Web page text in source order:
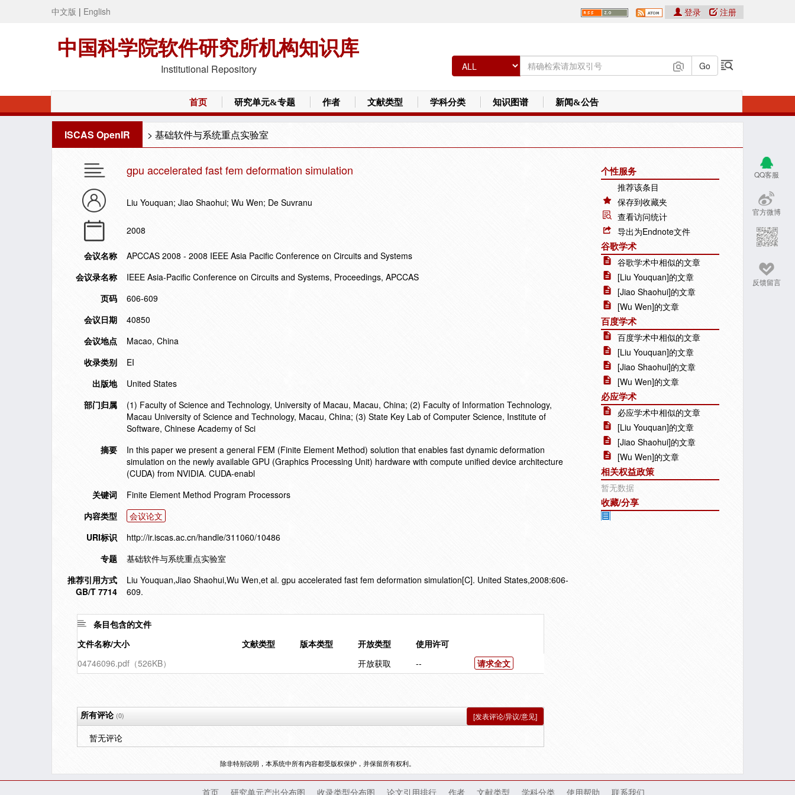
中文版 | English
中国科学院软件研究所机构知识库
Institutional Repository
登录 注册
首页 研究单元&专题 作者 文献类型 学科分类 知识图谱 新闻&公告
ISCAS OpenIR > 基础软件与系统重点实验室
QQ客服
官方微博
反馈留言
gpu accelerated fast fem deformation simulation
Liu Youquan; Jiao Shaohui; Wu Wen; De Suvranu
2008
会议名称
APCCAS 2008 - 2008 IEEE Asia Pacific Conference on Circuits and Systems
会议录名称
IEEE Asia-Pacific Conference on Circuits and Systems, Proceedings, APCCAS
页码
606-609
会议日期
40850
会议地点
Macao, China
收录类别
EI
出版地
United States
部门归属
(1) Faculty of Science and Technology, University of Macau, Macau, China; (2) Faculty of Information Technology,
Macau University of Science and Technology, Macau, China; (3) State Key Lab of Computer Science, Institute of
Software, Chinese Academy of Sci
摘要
In this paper we present a general FEM (Finite Element Method) solution that enables fast dynamic deformation
simulation on the newly available GPU (Graphics Processing Unit) hardware with compute unified device architecture
(CUDA) from NVIDIA. CUDA-enabl
关键词
Finite Element Method Program Processors
内容类型
会议论文
URI标识
http://ir.iscas.ac.cn/handle/311060/10486
专题
基础软件与系统重点实验室
推荐引用方式
GB/T 7714
Liu Youquan,Jiao Shaohui,Wu Wen,et al. gpu accelerated fast fem deformation simulation[C]. United States,2008:606-
609.
条目包含的文件
文件名称/大小
文献类型 版本类型 开放类型
使用许可
04746096.pdf（526KB）
开放获取 -- 请求全文
个性服务
推荐该条目
保存到收藏夹
查看访问统计
导出为Endnote文件
谷歌学术
谷歌学术中相似的文章
[Liu Youquan]的文章
[Jiao Shaohui]的文章
[Wu Wen]的文章
百度学术
百度学术中相似的文章
[Liu Youquan]的文章
[Jiao Shaohui]的文章
[Wu Wen]的文章
必应学术
必应学术中相似的文章
[Liu Youquan]的文章
[Jiao Shaohui]的文章
[Wu Wen]的文章
相关权益政策
暂无数据
收藏/分享
所有评论(0) [发表评论/异议/意见]
暂无评论
除非特别说明，本系统中所有内容都受版权保护，并保留所有权利。
首页 研究单元产出分布图 收录类型分布图 论文引用排行 作者 文献类型 学科分类 使用帮助 联系我们